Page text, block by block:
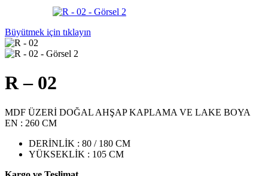
Büyütmek için tıklayın
R – 02
MDF ÜZERİ DOĞAL AHŞAP KAPLAMA VE LAKE BOYA
EN : 260 CM
DERİNLİK : 80 / 180 CM
YÜKSEKLİK : 105 CM